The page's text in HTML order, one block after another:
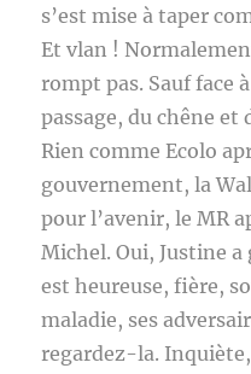
s’est mise à taper
Et vlan !
rompt pas. Sauf face
passage, du chêne et
Rien comme Ecolo
gouvernement, la
pour l’avenir, le MR
Michel. Oui, Justine a
est heureuse, fière,
maladie, ses
regardez-la.